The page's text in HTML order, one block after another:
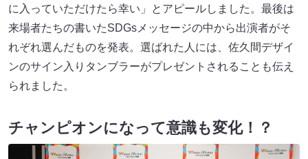
に入っていただけたら幸い」とアピールしました。最後は
来場者たちの書いたSDGsメッセージの中から出演者がそ
れぞれ選んだものを発表。選ばれた人には、佐久間デザイ
ンのサイン入りタンブラーがプレゼントされることも伝え
られました。
チャンピオンになって意識も変化！？